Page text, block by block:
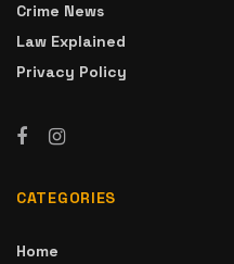
Crime News
Law Explained
Privacy Policy
CATEGORIES
Home